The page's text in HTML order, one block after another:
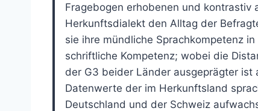
Fragebogen erhobenen und kontrastiv
Herkunftsdialekt den Alltag der
sie ihre mündliche Sprachkompetenz
schriftliche Kompetenz; wobei die
der G3 beider Länder ausgeprägter ist
Datenwerte der im Herkunftsland
Deutschland und der Schweiz